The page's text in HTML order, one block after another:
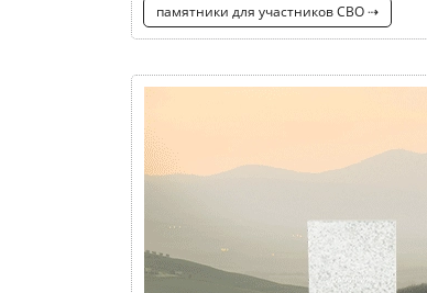
памятники для участников СВО ⇢